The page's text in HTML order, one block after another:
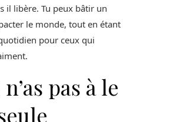
il libère. Tu peux bâtir un
le monde, tout en étant
pour ceux qui
pas à le